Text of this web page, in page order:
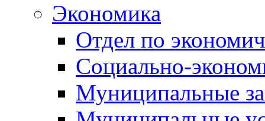
Экономика
Отдел по
Социально-
Муниципальные